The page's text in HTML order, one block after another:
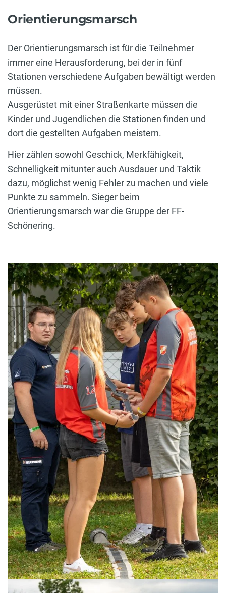
Orientierungsmarsch
Der Orientierungsmarsch ist für die Teilnehmer
immer eine Herausforderung, bei der in fünf
Stationen verschiedene Aufgaben bewältigt werden
müssen.
Ausgerüstet mit einer Straßenkarte müssen die
Kinder und Jugendlichen die Stationen finden und
dort die gestellten Aufgaben meistern.
Hier zählen sowohl Geschick, Merkfähigkeit,
Schnelligkeit mitunter auch Ausdauer und Taktik
dazu, möglichst wenig Fehler zu machen und viele
Punkte zu sammeln. Sieger beim
Orientierungsmarsch war die Gruppe der FF-
Schönering.